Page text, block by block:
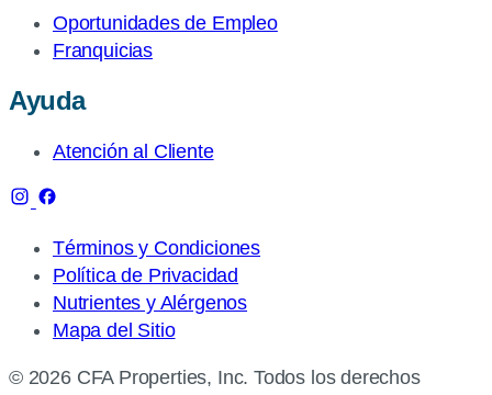
Oportunidades de Empleo
Franquicias
Ayuda
Atención al Cliente
Términos y Condiciones
Política de Privacidad
Nutrientes y Alérgenos
Mapa del Sitio
© 2026 CFA Properties, Inc. Todos los derechos